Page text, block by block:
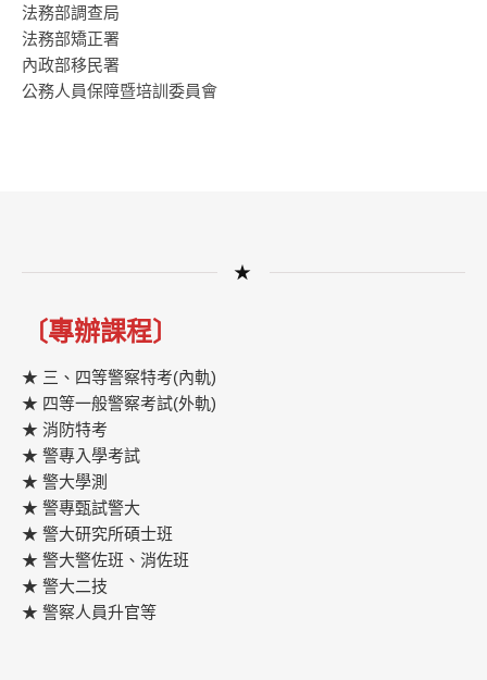
法務部調查局
法務部矯正署
內政部移民署
公務人員保障暨培訓委員會
★
〔專辦課程〕
★ 三、四等警察特考(內軌)
★ 四等一般警察考試(外軌)
★ 消防特考
★ 警專入學考試
★ 警大學測
★ 警專甄試警大
★ 警大研究所碩士班
★ 警大警佐班、消佐班
★ 警大二技
★ 警察人員升官等